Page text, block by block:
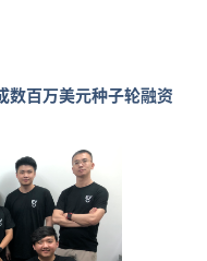
数百万美元种子轮融资